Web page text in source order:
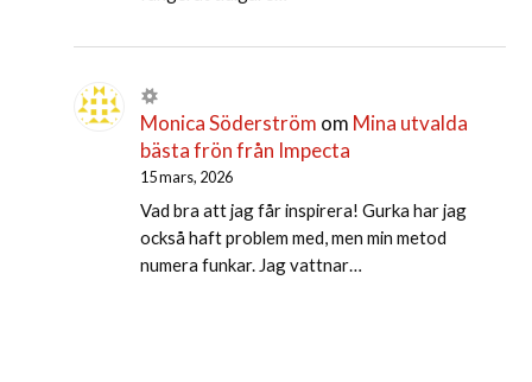
Monica Söderström om Mina utvalda
bästa frön från Impecta
15 mars, 2026
Vad bra att jag får inspirera! Gurka har jag
också haft problem med, men min metod
numera funkar. Jag vattnar…